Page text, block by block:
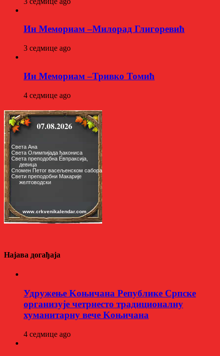
Ин Мемориам –Милорад Глигоревић
3 седмице ago
Ин Мемориам –Тривко Томић
4 седмице ago
Најава догађаја
Удружење Kоњичана Републике Српске
организује четрнесто традиционалну
хуманитарну вече Kоњичана
4 седмице ago